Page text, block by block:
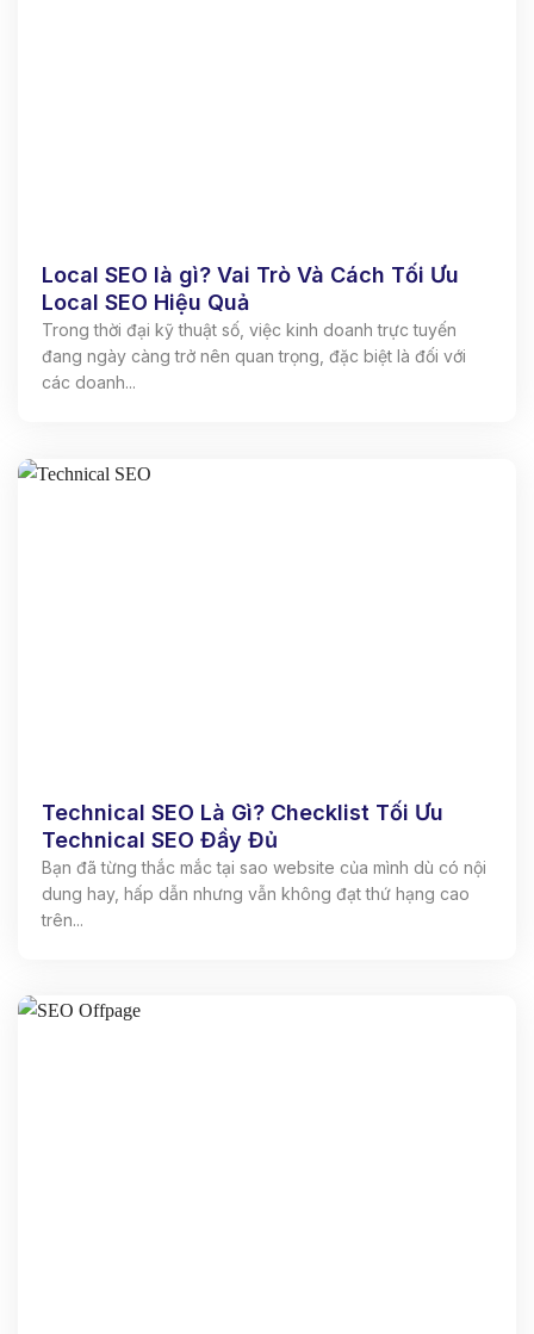
Local SEO là gì? Vai Trò Và Cách Tối Ưu
Local SEO Hiệu Quả
Trong thời đại kỹ thuật số, việc kinh doanh trực tuyến
đang ngày càng trở nên quan trọng, đặc biệt là đối với
các doanh...
Technical SEO Là Gì? Checklist Tối Ưu
Technical SEO Đầy Đủ
Bạn đã từng thắc mắc tại sao website của mình dù có nội
dung hay, hấp dẫn nhưng vẫn không đạt thứ hạng cao
trên...